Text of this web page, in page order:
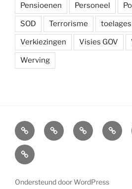
Pensioenen Personeel
SOD Terrorisme toelages
Verkiezingen Visies GOV
Werving
Arbeidsvoorwaarden
Carré
Onze
krijgsmacht
Carré
Overzicht
Ondersteund door WordPress